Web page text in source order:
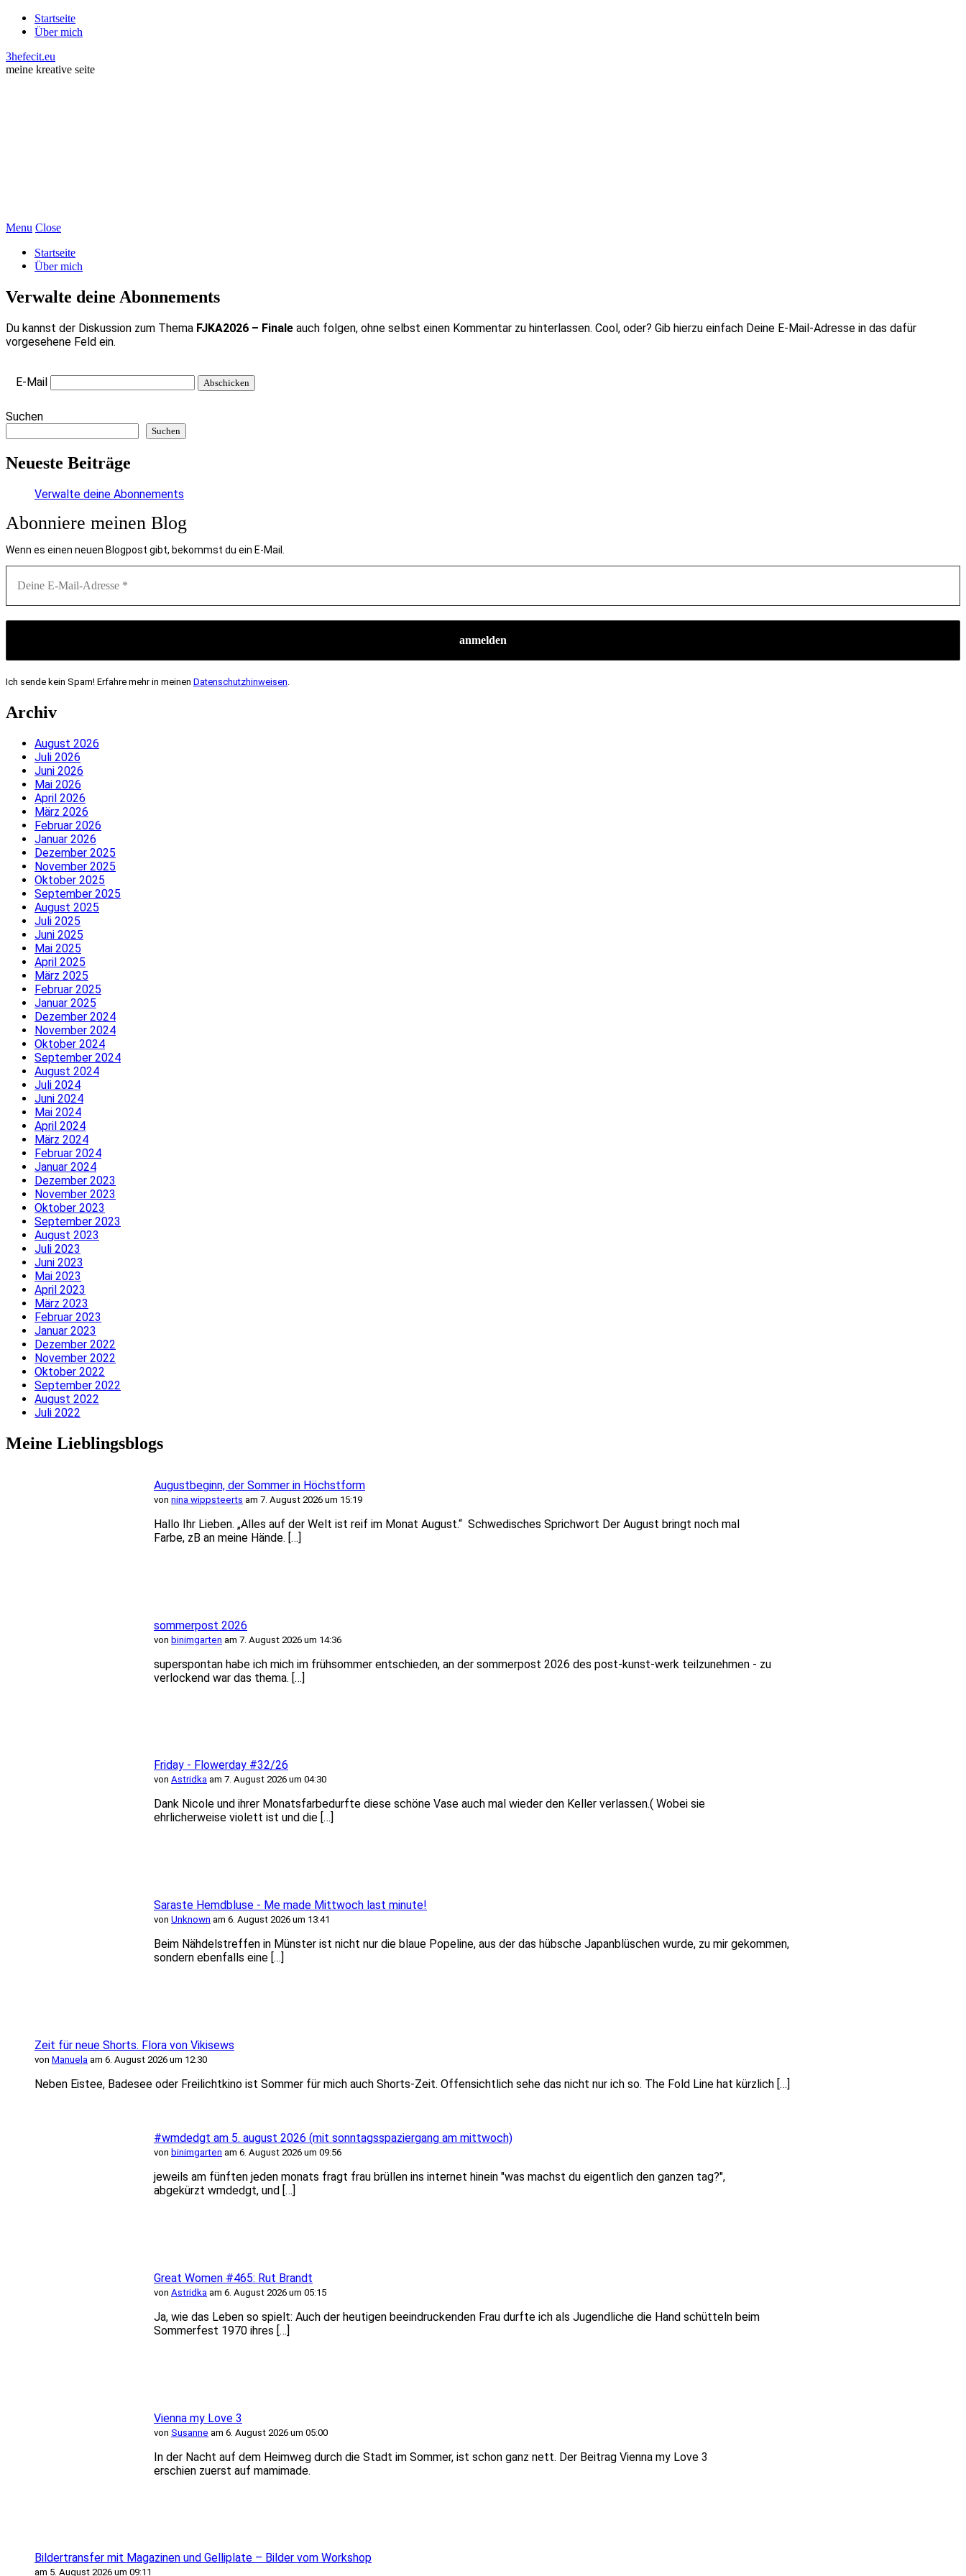
Startseite
Über mich
3hefecit.eu
meine kreative seite
Menu Close
Startseite
Über mich
Verwalte deine Abonnements
Du kannst der Diskussion zum Thema FJKA2026 – Finale auch folgen, ohne selbst einen Kommentar zu hinterlassen. Cool, oder? Gib hierzu einfach Deine E-Mail-Adresse in das dafür
vorgesehene Feld ein.
E-Mail
Suchen
Suchen
Neueste Beiträge
Verwalte deine Abonnements
Abonniere meinen Blog
Wenn es einen neuen Blogpost gibt, bekommst du ein E-Mail.
Ich sende kein Spam! Erfahre mehr in meinen Datenschutzhinweisen.
Archiv
August 2026
Juli 2026
Juni 2026
Mai 2026
April 2026
März 2026
Februar 2026
Januar 2026
Dezember 2025
November 2025
Oktober 2025
September 2025
August 2025
Juli 2025
Juni 2025
Mai 2025
April 2025
März 2025
Februar 2025
Januar 2025
Dezember 2024
November 2024
Oktober 2024
September 2024
August 2024
Juli 2024
Juni 2024
Mai 2024
April 2024
März 2024
Februar 2024
Januar 2024
Dezember 2023
November 2023
Oktober 2023
September 2023
August 2023
Juli 2023
Juni 2023
Mai 2023
April 2023
März 2023
Februar 2023
Januar 2023
Dezember 2022
November 2022
Oktober 2022
September 2022
August 2022
Juli 2022
Meine Lieblingsblogs
Augustbeginn, der Sommer in Höchstform
von nina wippsteerts am 7. August 2026 um 15:19
Hallo Ihr Lieben. „Alles auf der Welt ist reif im Monat August.“ Schwedisches Sprichwort Der August bringt noch mal
Farbe, zB an meine Hände. […]
sommerpost 2026
von binimgarten am 7. August 2026 um 14:36
superspontan habe ich mich im frühsommer entschieden, an der sommerpost 2026 des post-kunst-werk teilzunehmen - zu
verlockend war das thema. […]
Friday - Flowerday #32/26
von Astridka am 7. August 2026 um 04:30
Dank Nicole und ihrer Monatsfarbedurfte diese schöne Vase auch mal wieder den Keller verlassen.( Wobei sie
ehrlicherweise violett ist und die […]
Saraste Hemdbluse - Me made Mittwoch last minute!
von Unknown am 6. August 2026 um 13:41
Beim Nähdelstreffen in Münster ist nicht nur die blaue Popeline, aus der das hübsche Japanblüschen wurde, zu mir gekommen,
sondern ebenfalls eine […]
Zeit für neue Shorts. Flora von Vikisews
von Manuela am 6. August 2026 um 12:30
Neben Eistee, Badesee oder Freilichtkino ist Sommer für mich auch Shorts-Zeit. Offensichtlich sehe das nicht nur ich so. The Fold Line hat kürzlich […]
#wmdedgt am 5. august 2026 (mit sonntagsspaziergang am mittwoch)
von binimgarten am 6. August 2026 um 09:56
jeweils am fünften jeden monats fragt frau brüllen ins internet hinein "was machst du eigentlich den ganzen tag?",
abgekürzt wmdedgt, und […]
Great Women #465: Rut Brandt
von Astridka am 6. August 2026 um 05:15
Ja, wie das Leben so spielt: Auch der heutigen beeindruckenden Frau durfte ich als Jugendliche die Hand schütteln beim
Sommerfest 1970 ihres […]
Vienna my Love 3
von Susanne am 6. August 2026 um 05:00
In der Nacht auf dem Heimweg durch die Stadt im Sommer, ist schon ganz nett. Der Beitrag Vienna my Love 3
erschien zuerst auf mamimade.
Bildertransfer mit Magazinen und Gelliplate – Bilder vom Workshop
am 5. August 2026 um 09:11